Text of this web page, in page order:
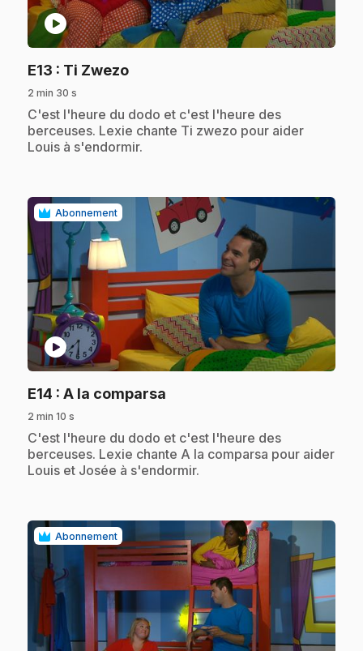
play_circle
E13 : Ti Zwezo.
2 min 30 s
.C'est l'heure du dodo et c'est l'heure des
berceuses. Lexie chante Ti zwezo pour aider
Louis à s'endormir.
Abonnement
play_circle
E14 : A la comparsa
2 min 10 s
.C'est l'heure du dodo et c'est l'heure des
berceuses. Lexie chante A la comparsa pour aider
Louis et Josée à s'endormir.
Abonnement